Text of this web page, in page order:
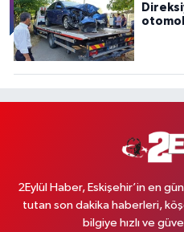
2Eylül Haber, Eskişehir’in en
tutan son dakika haberleri,
bilgiye hızlı ve